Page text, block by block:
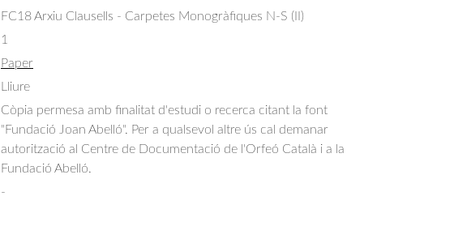
FC18 Arxiu Clausells - Carpetes Monogràfiques N-S (II)
1
Paper
Lliure
Còpia permesa amb finalitat d'estudi o recerca citant la font
"Fundació Joan Abelló". Per a qualsevol altre ús cal demanar
autorització al Centre de Documentació de l'Orfeó Català i a la
Fundació Abelló.
-